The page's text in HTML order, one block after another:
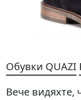
Обувки QUAZI
Вече видяхте,